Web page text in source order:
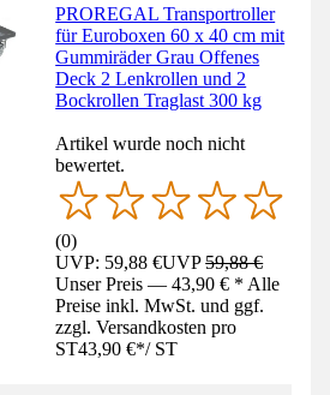
PROREGAL Transportroller
für Euroboxen 60 x 40 cm mit
Gummiräder Grau Offenes
Deck 2 Lenkrollen und 2
Bockrollen Traglast 300 kg
Artikel wurde noch nicht
bewertet.
(0)
UVP: 59,88 €UVP59,88 €
Unser Preis — 43,90 € * Alle
Preise inkl. MwSt. und ggf.
zzgl. Versandkosten pro
ST43,90 €*/ ST